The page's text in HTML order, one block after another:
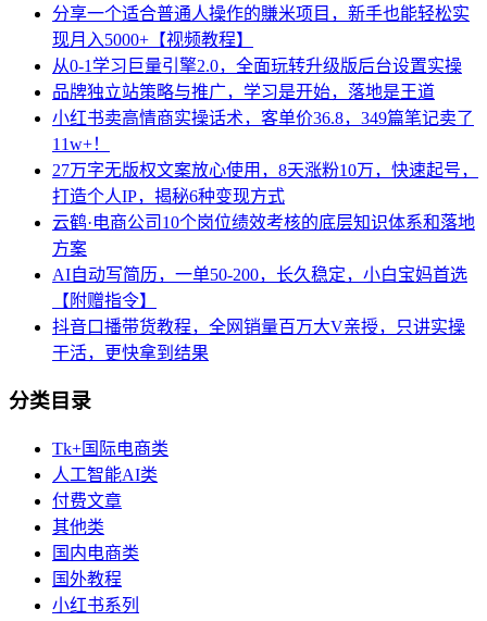
分享一个适合普通人操作的賺米项目，新手也能轻松实
现月入5000+【视频教程】
从0-1学习巨量引擎2.0，全面玩转升级版后台设置实操
品牌独立站策略与推广，学习是开始，落地是王道
小红书卖高情商实操话术，客单价36.8，349篇笔记卖了
11w+！
27万字无版权文案放心使用，8天涨粉10万，快速起号，
打造个人IP，揭秘6种变现方式
云鹤·电商公司10个岗位绩效考核的底层知识体系和落地
方案
AI自动写简历，一单50-200，长久稳定，小白宝妈首选
【附赠指令】
抖音口播带货教程，全网销量百万大V亲授，只讲实操
干活，更快拿到结果
分类目录
Tk+国际电商类
人工智能AI类
付费文章
其他类
国内电商类
国外教程
小红书系列